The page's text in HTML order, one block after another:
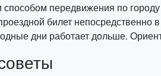
передвижения по
билет
дни работает дольше.